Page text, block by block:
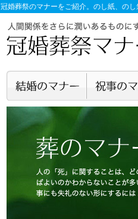
冠婚葬祭のマナーをご紹介。のし紙、の